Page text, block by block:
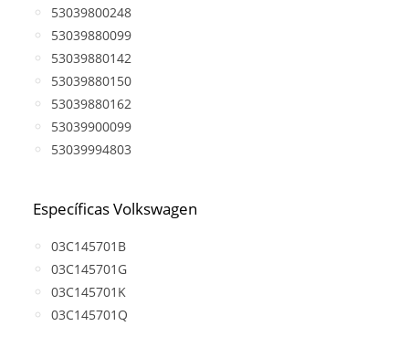
53039800248
53039880099
53039880142
53039880150
53039880162
53039900099
53039994803
Específicas Volkswagen
03C145701B
03C145701G
03C145701K
03C145701Q